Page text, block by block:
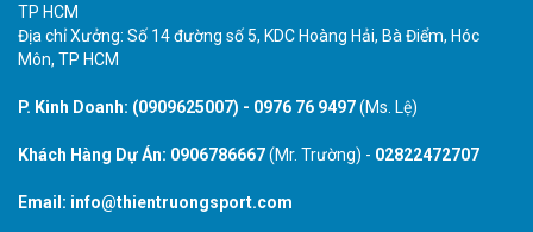
TP HCM
Địa chỉ Xưởng: Số 14 đường số 5, KDC Hoàng Hải, Bà Điểm, Hóc
Môn, TP HCM
P. Kinh Doanh: (0909625007) - 0976 76 9497(Ms. Lệ)
Khách Hàng Dự Án: 0906786667(Mr. Trường) - 02822472707
Email: info@thientruongsport.com